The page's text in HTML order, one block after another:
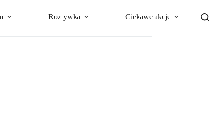
Rozrywka Ciekawe akcje